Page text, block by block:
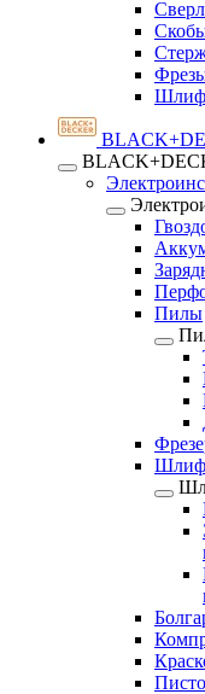
Пилы